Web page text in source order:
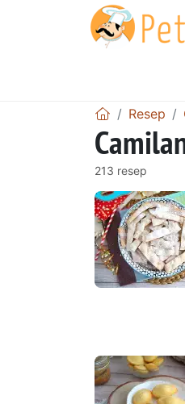
Resep
213 resep